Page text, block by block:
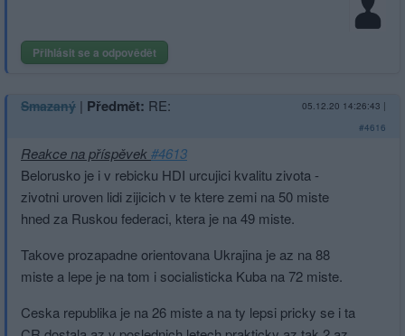
Přihlásit se a odpovědět
Smazaný | Předmět: RE: 05.12.20 14:26:43 |
#4616
Reakce na příspěvek#4613
Belorusko je i v rebicku HDI urcujici kvalitu zivota -
zivotni uroven lidi zijicich v te ktere zemi na 50 miste
hned za Ruskou federaci, ktera je na 49 miste.
Takove prozapadne orientovana Ukrajina je az na 88
miste a lepe je na tom i socialisticka Kuba na 72 miste.
Ceska republika je na 26 miste a na ty lepsi pricky se i ta